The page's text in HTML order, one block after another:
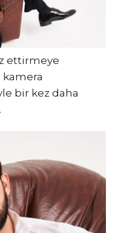
ettirmeye
kamera
bir kez daha